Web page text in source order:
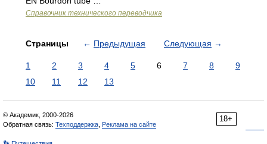
Справочник технического переводчика
Страницы ← Предыдущая Следующая →
1 2 3 4 5 6 7 8
9
10
11 12 13
18+
© Академик, 2000-2026
Обратная связь: Техподдержка Реклама на сайте